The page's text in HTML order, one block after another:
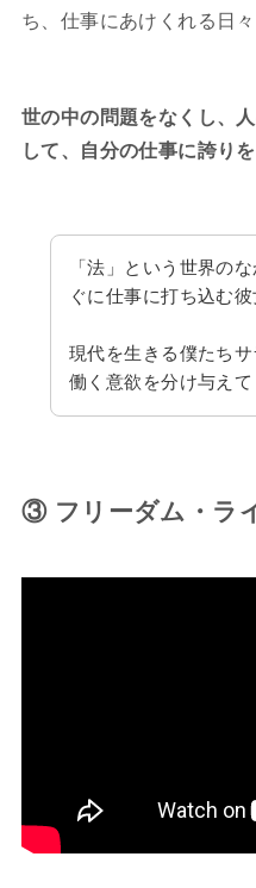
ち、仕事にあけくれる日々
世の中の問題をなくし、
して、自分の仕事に誇り
「法」という世界の
ぐに仕事に打ち込む彼
現代を生きる僕たちサ
働く意欲を分け与えて
③ フリーダム・ラ